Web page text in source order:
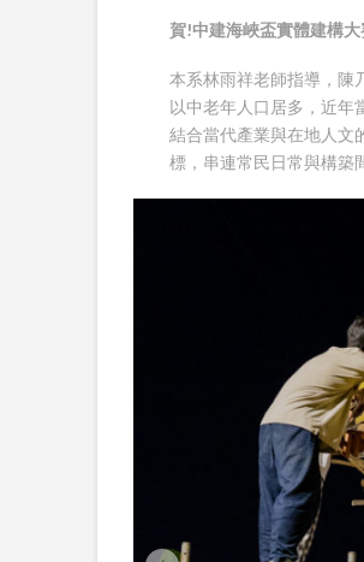
賀!中建海峽盃實體建構
本系林雨祥老師指導，陳
以中老年人口居多，近年
結合當代產業與在地人文
標，串連常民日常與構築